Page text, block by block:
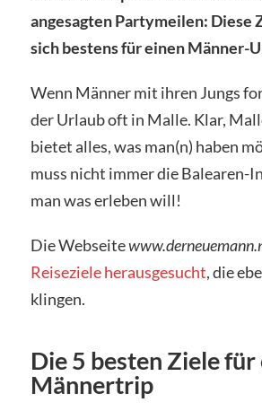
angesagten Partymeilen: Diese
sich bestens für einen Männer-
Wenn Männer mit ihren Jungs
der Urlaub oft in Malle. Klar,
bietet alles, was man(n) haben
muss nicht immer die Balearen-
man was erleben will!
Die Webseite
Reiseziele herausgesucht, die
klingen.
Die 5 besten Ziele für
Männertrip